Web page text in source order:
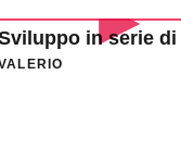
in serie di